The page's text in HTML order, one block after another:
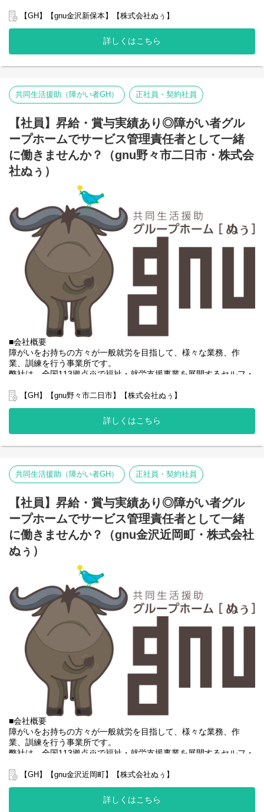
た生活を送れるように我々などの生活支援員などを通じてサポー
トさせていただいている施設になります。
住居は一般のアパートや一軒家と同じ環境となりますので、福祉
業界未経験でも非常に馴染みやすく、ご家庭でされている家事を
行っていただく場所となります。
業務はイチから丁寧にご説明します。
先輩スタッフがしっかり
【勤務は1日3時間、週2日～】
6:00～9:00、18:00～21:00の
両時間の勤務もしくはいずれかの勤務になります。
週3日～勤務が可能です。
就業時間や就業日数はご希望を伺ったうえで
ご不明な点やご質問等ございましたら
まずはお気軽にお問い合わせください。
ご応募お待ちしております。
Webからの応募は随時受付中です。
グループ全体で培った豊富なノウハウとネットワークを活かし、
スタッフが安心して長く働ける職場づくりに取り組んでいます。
弊社グループでは主に以下のパターンの事業所を全国に展開をさ
【就労継続支援A型事業所】
般就労を目指すサービス。
【就労継続支援B型事業所】
般就労を目指す、または高い工賃を目指すサービス。
【共同生活援助（障がい者グループホーム）】
⇒将来の自立した生活や就労を見据え、生活する力や困難を解決
する力、 働く力などを身につけるサービス。
■業務内容
利用者さんと様々な話しをしながら目標などを一緒に立てて、自
立までのお手伝いをして頂く、サービス管理責任者を募集してお
ります。
・個別支援計画作成に伴う一切の業務
・世話人・生活支援員に伴う一切の業務
・事業所運営に伴う一切の業務
弊社グループのサービス管理責任者の業務内容は他社さんと比べ
て働き安い環境を整え業務負荷を減らす工夫をしております。
・支援費請求は行いません。代理請求を導入していますので利用
記録のチェックのみです。
・個別支援計画、ケース記録を含めた必要な様々な書類は管理シ
ステムを使用しているのでPC１つで管理できる体制となっていま
・行政への変更届等の提出書類のサポートも会社として行ってい
るので資格はもっているが正直できるか自信のない方でも安心し
て働ける環境が整っています。
【GH】【gnu金沢新保本】【株式会社ぬぅ】
詳しくはこちら
共同生活援助（障がい者GH） 正社員・契約社員
【社員】昇給・賞与実績あり◎障がい者グル
ープホームでサービス管理責任者として一緒
に働きませんか？（gnu野々市二日市・株式会
社ぬぅ）
■会社概要
障がいをお持ちの方々が一般就労を目指して、様々な業務、作
業、訓練を行う事業所です。
弊社は、全国113拠点※で福祉・就労支援事業を展開するセルフ・
グループ全体で培った豊富なノウハウとネットワークを活かし、
弊社グループでは主に以下のパターンの事業所を全国に展開をさ
【就労継続支援A型事業所】
般就労を目指すサービス。
【就労継続支援B型事業所】
般就労を目指す、または高い工賃を目指すサービス。
【共同生活援助（障がい者グループホーム）】
⇒将来の自立した生活や就労を見据え、生活する力や困難を解決
する力、 働く力などを身につけるサービス。
■業務内容
利用者さんと様々な話しをしながら目標などを一緒に立てて、自
立までのお手伝いをして頂く、サービス管理責任者を募集してお
ります。
・個別支援計画作成に伴う一切の業務
・世話人・生活支援員に伴う一切の業務
・事業所運営に伴う一切の業務
弊社グループのサービス管理責任者の業務内容は他社さんと比べ
て働き安い環境を整え業務負荷を減らす工夫をしております。
・支援費請求は行いません。代理請求を導入していますので利用
記録のチェックのみです。
・個別支援計画、ケース記録を含めた必要な様々な書類は管理シ
ステムを使用しているのでPC１つで管理できる体制となっていま
・行政への変更届等の提出書類のサポートも会社として行ってい
るので資格はもっているが正直できるか自信のない方でも安心し
て働ける環境が整っています。
【GH】【gnu野々市二日市】【株式会社ぬぅ】
詳しくはこちら
共同生活援助（障がい者GH） 正社員・契約社員
【社員】昇給・賞与実績あり◎障がい者グル
ープホームでサービス管理責任者として一緒
に働きませんか？（gnu金沢近岡町・株式会社
ぬぅ）
■会社概要
障がいをお持ちの方々が一般就労を目指して、様々な業務、作
業、訓練を行う事業所です。
弊社は、全国113拠点※で福祉・就労支援事業を展開するセルフ・
グループ全体で培った豊富なノウハウとネットワークを活かし、
スタッフが安心して長く働ける職場づくりに取り組んでいます。
弊社グループでは主に以下のパターンの事業所を全国に展開をさ
【GH】【gnu金沢近岡町】【株式会社ぬぅ】
詳しくはこちら